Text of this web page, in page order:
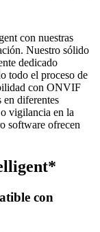
con nuestras
Nuestro sólido
dedicado
todo el proceso de
con ONVIF
en diferentes
vigilancia en la
software ofrecen
con